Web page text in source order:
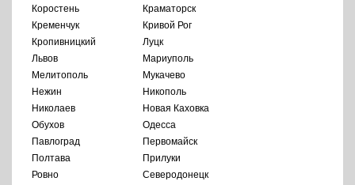
Коростень
Краматорск
Кременчук
Кривой Рог
Кропивницкий
Луцк
Львов
Мариуполь
Мелитополь
Мукачево
Нежин
Никополь
Николаев
Новая Каховка
Обухов
Одесса
Павлоград
Первомайск
Полтава
Прилуки
Ровно
Северодонецк